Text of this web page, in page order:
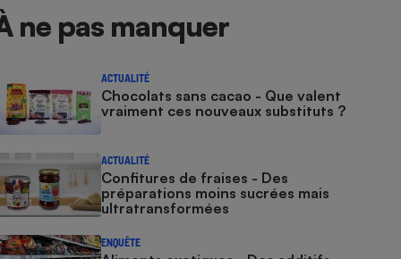
ne pas manquer
ACTUALITÉ
Chocolats sans cacao - Que valent
vraiment ces nouveaux substituts ?
ACTUALITÉ
Confitures de fraises - Des
préparations moins sucrées mais
ultratransformées
ENQUÊTE